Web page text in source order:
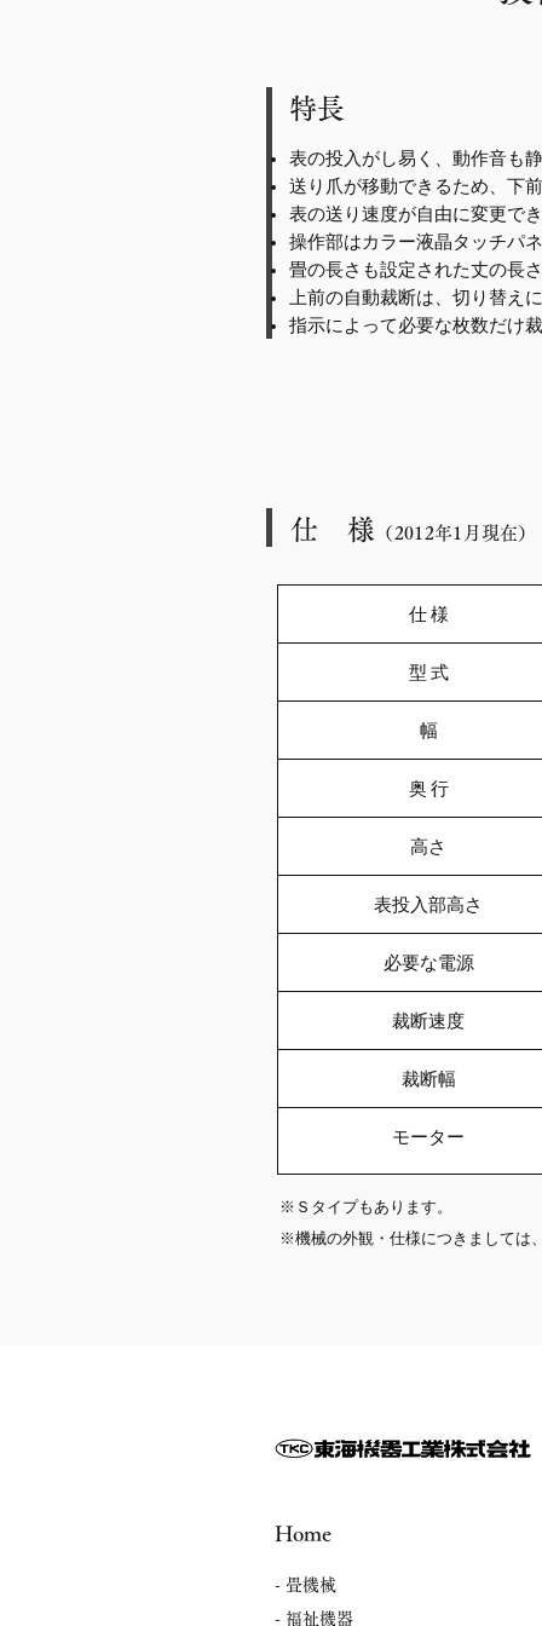
特長
表の投入がし易く、動作音も静
送り爪が移動できるため、下
表の送り速度が自由に変更で
操作部はカラー液晶タッチパ
畳の長さも設定された丈の長
上前の自動裁断は、切り替え
指示によって必要な枚数だけ
仕 様 （2012年1 月現在）
仕 様
型 式
幅
奥 行
高さ
表投入部高さ
必要な電源
裁断速度
裁断幅
モーター
※Ｓタイプもあります。
※機械の外観・仕様につきましては
Home
- 畳機械
- 福祉機器